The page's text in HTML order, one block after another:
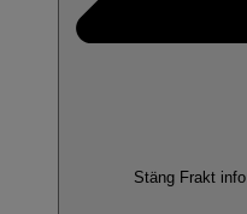
Stäng Frakt info